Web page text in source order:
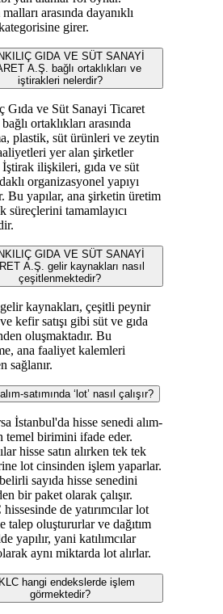
arasında dayanıklı
girer.
GIDA VE SÜT SANAYİ
A.Ş. bağlı ortaklıkları ve
iştirakleri nelerdir?
Gıda ve Süt Sanayi Ticaret
ortaklıkları arasında
plastik, süt ürünleri ve zeytin
yer alan şirketler
ilişkileri, gıda ve süt
organizasyonel yapıyı
Bu yapılar, ana şirketin üretim
süreçlerini tamamlayıcı
GIDA VE SÜT SANAYİ
A.Ş. gelir kaynakları nasıl
çeşitlenmektedir?
kaynakları, çeşitli peynir
kefir satışı gibi süt ve gıda
oluşmaktadır. Bu
ana faaliyet kalemleri
sağlanır.
satımında ‘lot’ nasıl çalışır?
İstanbul'da hisse senedi alım-
temel birimini ifade eder.
hisse satın alırken tek tek
lot cinsinden işlem yaparlar.
sayıda hisse senedini
bir paket olarak çalışır.
de yatırımcılar lot
talep oluştururlar ve dağıtım
yapılır, yani katılımcılar
aynı miktarda lot alırlar.
hangi endekslerde işlem
görmektedir?